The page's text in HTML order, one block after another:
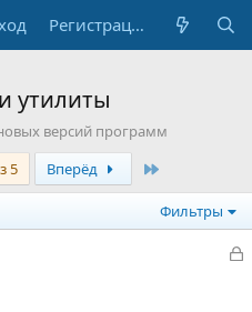
Регистрация
утилиты
версий программ
5 Вперёд
Фильтры
З